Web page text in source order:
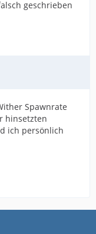
geschrieben
Spawnrate
hinsetzten
ich persönlich